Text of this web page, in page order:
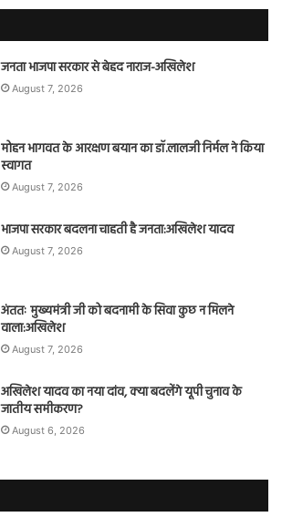
जनता भाजपा सरकार से बेहद नाराज-अखिलेश
August 7, 2026
मोहन भागवत के आरक्षण बयान का डॉ.लालजी निर्मल ने किया
स्वागत
August 7, 2026
भाजपा सरकार बदलना चाहती है जनता:अखिलेश यादव
August 7, 2026
अंततः मुख्यमंत्री जी को बदनामी के सिवा कुछ न मिलने
वाला:अखिलेश
August 7, 2026
अखिलेश यादव का नया दांव, क्या बदलेंगे यूपी चुनाव के
जातीय समीकरण?
August 6, 2026